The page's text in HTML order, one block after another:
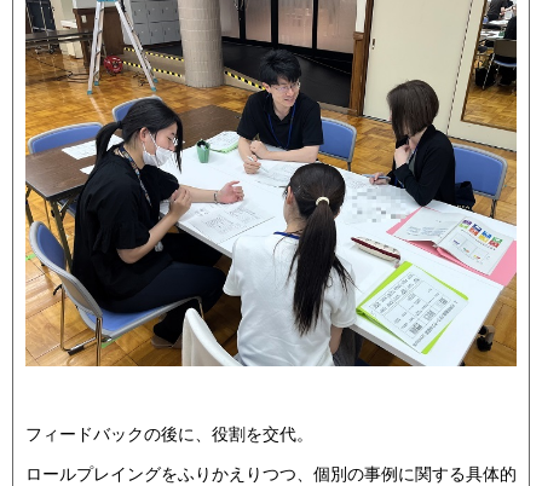
フィードバックの後に、役割を交代。
ロールプレイングをふりかえりつつ、個別の事例に関する具体的